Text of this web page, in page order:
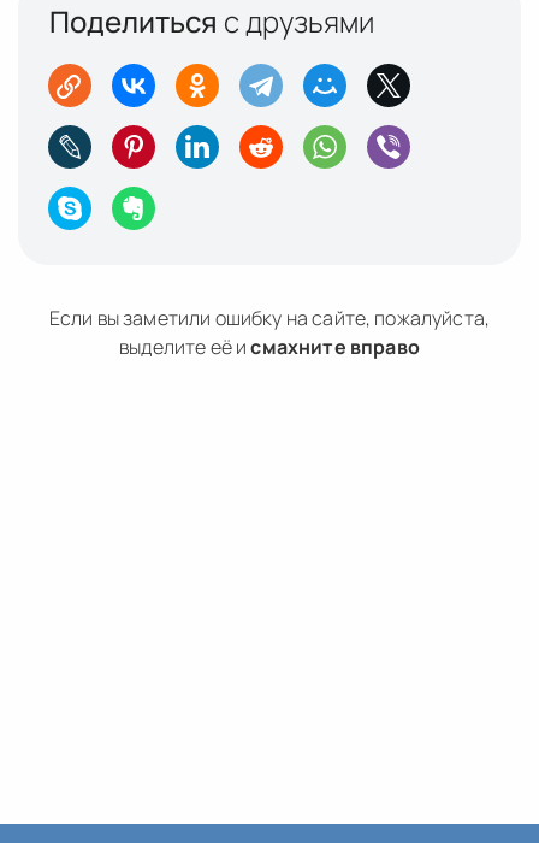
Поделиться с друзьями
Если вы заметили ошибку на сайте, пожалуйста,
выделите её исмахните вправо